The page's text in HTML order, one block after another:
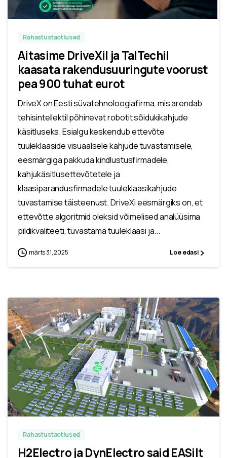
Rahastustaotlused
Aitasime DriveXil ja TalTechil
kaasata rakendusuuringute voorust
pea 900 tuhat eurot
DriveX on Eesti süvatehnoloogiafirma, mis arendab
tehisintellektil põhinevat robotit sõidukikahjude
käsitluseks. Esialgu keskendub ettevõte
tuuleklaaside visuaalsele kahjude tuvastamisele,
eesmärgiga pakkuda kindlustusfirmadele,
kahjukäsitlusettevõtetele ja
klaasiparandusfirmadele tuuleklaasikahjude
tuvastamise täisteenust. DriveXi eesmärgiks on, et
ettevõtte algoritmid oleksid võimelised analüüsima
pildikvaliteeti, tuvastama tuuleklaasi ja...
märts 31, 2025 Loe edasi
Rahastustaotlused
H2Electro ja DynElectro said EASilt